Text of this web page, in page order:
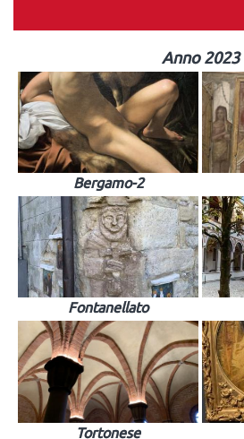
Anno 2023
Bergamo-2
Fontanellato
Tortonese